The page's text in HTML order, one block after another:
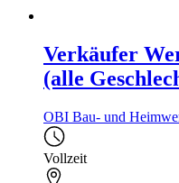
Verkäufer
(alle
OBI Bau- und
Vollzeit